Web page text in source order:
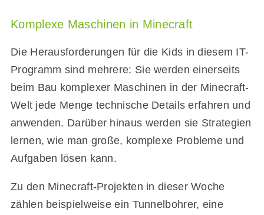
Komplexe Maschinen in Minecraft
Die Herausforderungen für die Kids in diesem IT-
Programm sind mehrere: Sie werden einerseits
beim Bau komplexer Maschinen in der Minecraft-
Welt jede Menge technische Details erfahren und
anwenden. Darüber hinaus werden sie Strategien
lernen, wie man große, komplexe Probleme und
Aufgaben lösen kann.
Zu den Minecraft-Projekten in dieser Woche
zählen beispielweise ein Tunnelbohrer, eine